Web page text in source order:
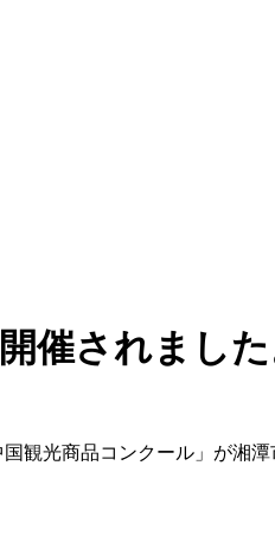
催されました
観光商品コンクール」が湘